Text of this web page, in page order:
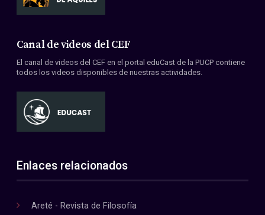
Canal de videos del CEF
El canal de videos del CEF en el portal eduCast de la PUCP contiene
todos los videos disponibles de nuestras actividades.
Enlaces relacionados
Areté - Revista de Filosofía